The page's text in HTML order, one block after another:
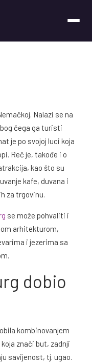
Nalazi se na
čega ga turisti
je po svojoj luci koja
Reč je, takođe i o
kao što su
kafe, duvana i
za trgovinu.
se može pohvaliti i
arhitekturom,
i jezerima sa
dobio
kombinovanjem
znači but, zadnji
savijenost, tj. ugao.